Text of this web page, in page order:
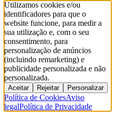
Utilizamos cookies e/ou
identificadores para que o
website funcione, para medir a
sua utilização e, com o seu
consentimento, para
personalização de anúncios
(incluindo remarketing) e
publicidade personalizada e não
personalizada.
Aceitar Rejeitar Personalizar
Política de CookiesAviso
legalPolítica de Privacidade